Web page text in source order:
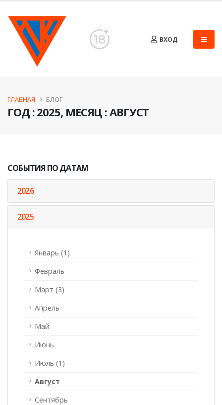
ВХОД
ГОД : 2025, МЕСЯЦ : АВГУСТ
ГЛАВНАЯ БЛОГ
СОБЫТИЯ ПО ДАТАМ
2026
2025
Январь (1)
Февраль
Март (3)
Апрель
Май
Июнь
Июль (1)
Август
Сентябрь